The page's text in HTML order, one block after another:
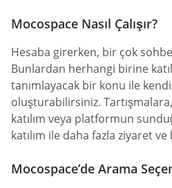
Mocospace Nasıl Çalışır?
Hesaba girerken, bir çok
Bunlardan herhangi birine
tanımlayacak bir konu ile
oluşturabilirsiniz.
katılım veya platformun
katılım ile daha fazla ziyaret
Mocospace’de Arama